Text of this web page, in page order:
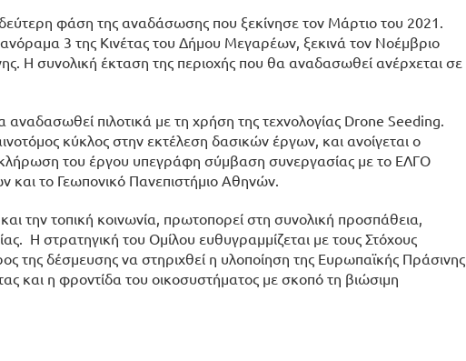
φάση της αναδάσωσης που ξεκίνησε τον Μάρτιο του 2021.
3 της Κινέτας του Δήμου Μεγαρέων, ξεκινά τον Νοέμβριο
Η συνολική έκταση της περιοχής που θα αναδασωθεί ανέρχεται σε
πιλοτικά με τη χρήση της τεχνολογίας Drone Seeding.
κύκλος στην εκτέλεση δασικών έργων, και ανοίγεται ο
του έργου υπεγράφη σύμβαση συνεργασίας με το ΕΛΓΟ
το Γεωπονικό Πανεπιστήμιο Αθηνών.
την τοπική κοινωνία, πρωτοπορεί στη συνολική προσπάθεια,
Η στρατηγική του Ομίλου ευθυγραμμίζεται με τους Στόχους
της δέσμευσης να στηριχθεί η υλοποίηση της Ευρωπαϊκής Πράσινης
και η φροντίδα του οικοσυστήματος με σκοπό τη βιώσιμη